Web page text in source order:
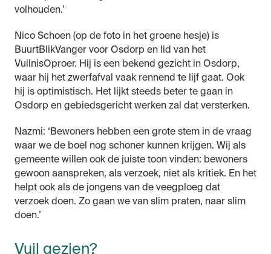
volhouden.’
Nico Schoen (op de foto in het groene hesje) is
BuurtBlikVanger voor Osdorp en lid van het
VuilnisOproer. Hij is een bekend gezicht in Osdorp,
waar hij het zwerfafval vaak rennend te lijf gaat. Ook
hij is optimistisch. Het lijkt steeds beter te gaan in
Osdorp en gebiedsgericht werken zal dat versterken.
Nazmi: ‘Bewoners hebben een grote stem in de vraag
waar we de boel nog schoner kunnen krijgen. Wij als
gemeente willen ook de juiste toon vinden: bewoners
gewoon aanspreken, als verzoek, niet als kritiek. En het
helpt ook als de jongens van de veegploeg dat
verzoek doen. Zo gaan we van slim praten, naar slim
doen.’
Vuil gezien?